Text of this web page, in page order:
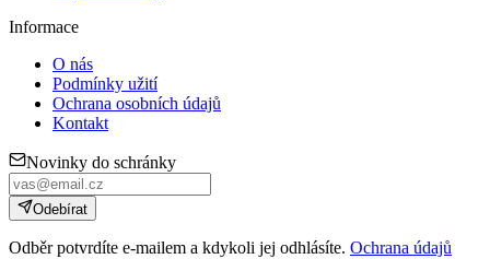
Informace
O nás
Podmínky užití
Ochrana osobních údajů
Kontakt
Novinky do schránky
Odebírat
Odběr potvrdíte e-mailem a kdykoli jej odhlásíte. Ochrana údajů